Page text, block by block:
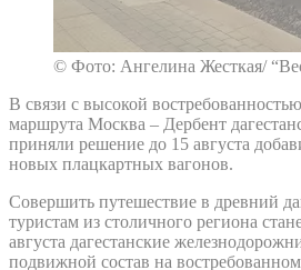
© Фото: Ангелина Жесткая/
В связи с высокой
маршрута Москва – Дербент
приняли решение до 15 августа
новых плацкартных вагонов.
Совершить путешествие в древний
туристам из столичного региона
августа дагестанские
подвижной состав на